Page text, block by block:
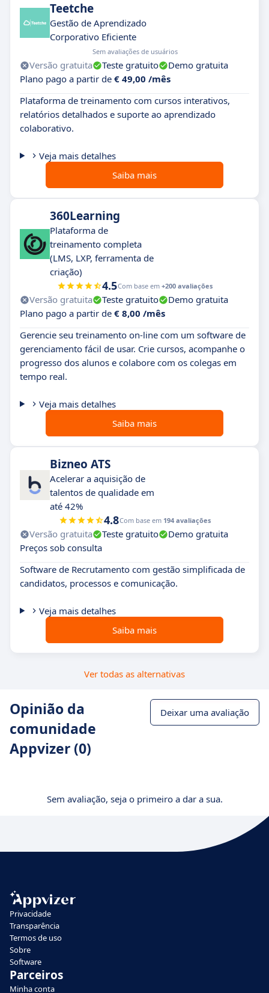
Teetche
Gestão de Aprendizado
Corporativo Eficiente
Sem avaliações de usuários
Versão gratuita Teste gratuito
Demo gratuita
Plano pago a partir de € 49,00 /mês
Plataforma de treinamento com cursos interativos,
relatórios detalhados e suporte ao aprendizado
colaborativo.
Veja mais detalhes
Saiba mais
360Learning
Plataforma de
treinamento completa
(LMS, LXP, ferramenta de
criação)
4.5Com base em +200 avaliações
Versão gratuita Teste gratuito
Demo gratuita
Plano pago a partir de € 8,00 /mês
Gerencie seu treinamento on-line com um software de
gerenciamento fácil de usar. Crie cursos, acompanhe o
progresso dos alunos e colabore com os colegas em
tempo real.
Veja mais detalhes
Saiba mais
Bizneo ATS
Acelerar a aquisição de
talentos de qualidade em
até 42%
4.8Com base em 194 avaliações
Versão gratuita Teste gratuito
Demo gratuita
Preços sob consulta
Software de Recrutamento com gestão simplificada de
candidatos, processos e comunicação.
Veja mais detalhes
Saiba mais
Ver todas as alternativas
Opinião da
comunidade
Appvizer (0)
Deixar uma avaliação
Sem avaliação, seja o primeiro a dar a sua.
Privacidade
Transparência
Termos de uso
Sobre
Software
Parceiros
Minha conta